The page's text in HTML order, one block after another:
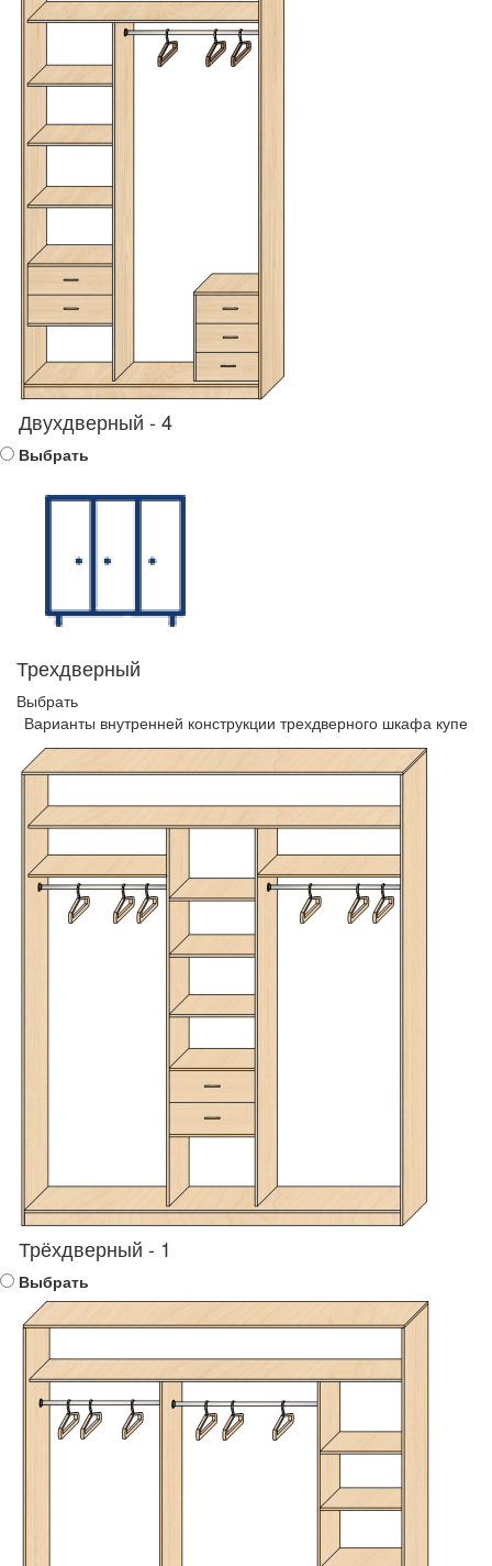
Двухдверный - 4
Выбрать
Трехдверный
Выбрать
Варианты внутренней конструкции трехдверного шкафа купе
Трёхдверный - 1
Выбрать